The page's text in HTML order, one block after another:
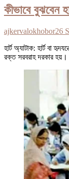
কীভাবে বুঝবেন
ajkervalokhobor26
হার্ট অ্যাটাক: হার্ট বা
রক্ত সরবরাহ দরকার হয়।